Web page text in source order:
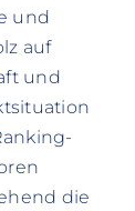
und
auf
und
die